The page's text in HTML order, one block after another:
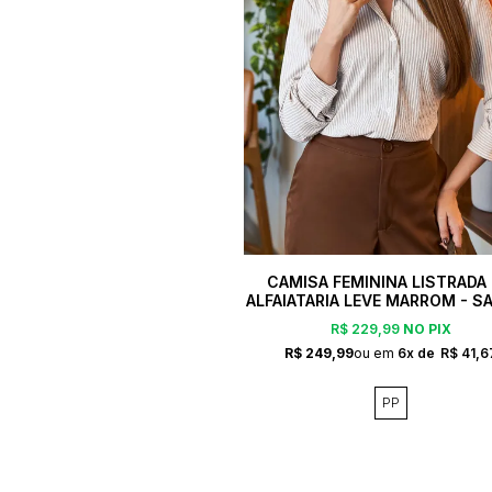
CAMISA FEMININA LISTRADA
ALFAIATARIA LEVE MARROM -
R$ 229,99NO PIX
R$ 249,99
6x R$
PP